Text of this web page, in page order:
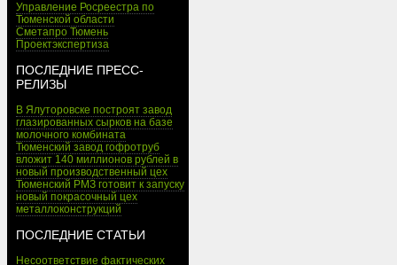
Управление Росреестра по
Тюменской области
Сметапро Тюмень
Проектэкспертиза
ПОСЛЕДНИЕ ПРЕСС-
РЕЛИЗЫ
В Ялуторовске построят завод
глазированных сырков на базе
молочного комбината
Тюменский завод гофротруб
вложит 140 миллионов рублей в
новый производственный цех
Тюменский РМЗ готовит к запуску
новый покрасочный цех
металлоконструкций
ПОСЛЕДНИЕ СТАТЬИ
Несоответствие фактических